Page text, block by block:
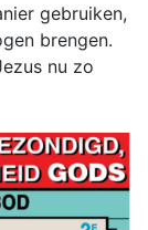
gebruiken,
brengen.
nu zo